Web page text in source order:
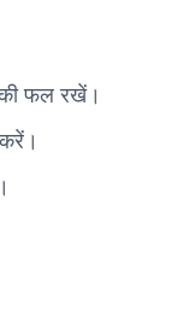
फल रखें।